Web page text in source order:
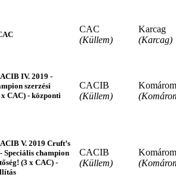
CAC
(Küllem)
Karcag
(Karcag)
IV. 2019 -
szerzési
x CAC) - központi
CACIB
(Küllem)
Komárom
V. 2019 Cruft’s
champion
(3 x CAC) -
CACIB
(Küllem)
Komárom